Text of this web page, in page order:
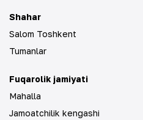
Shahar
Salom Toshkent
Tumanlar
Fuqarolik jamiyati
Mahalla
Jamoatchilik kengashi